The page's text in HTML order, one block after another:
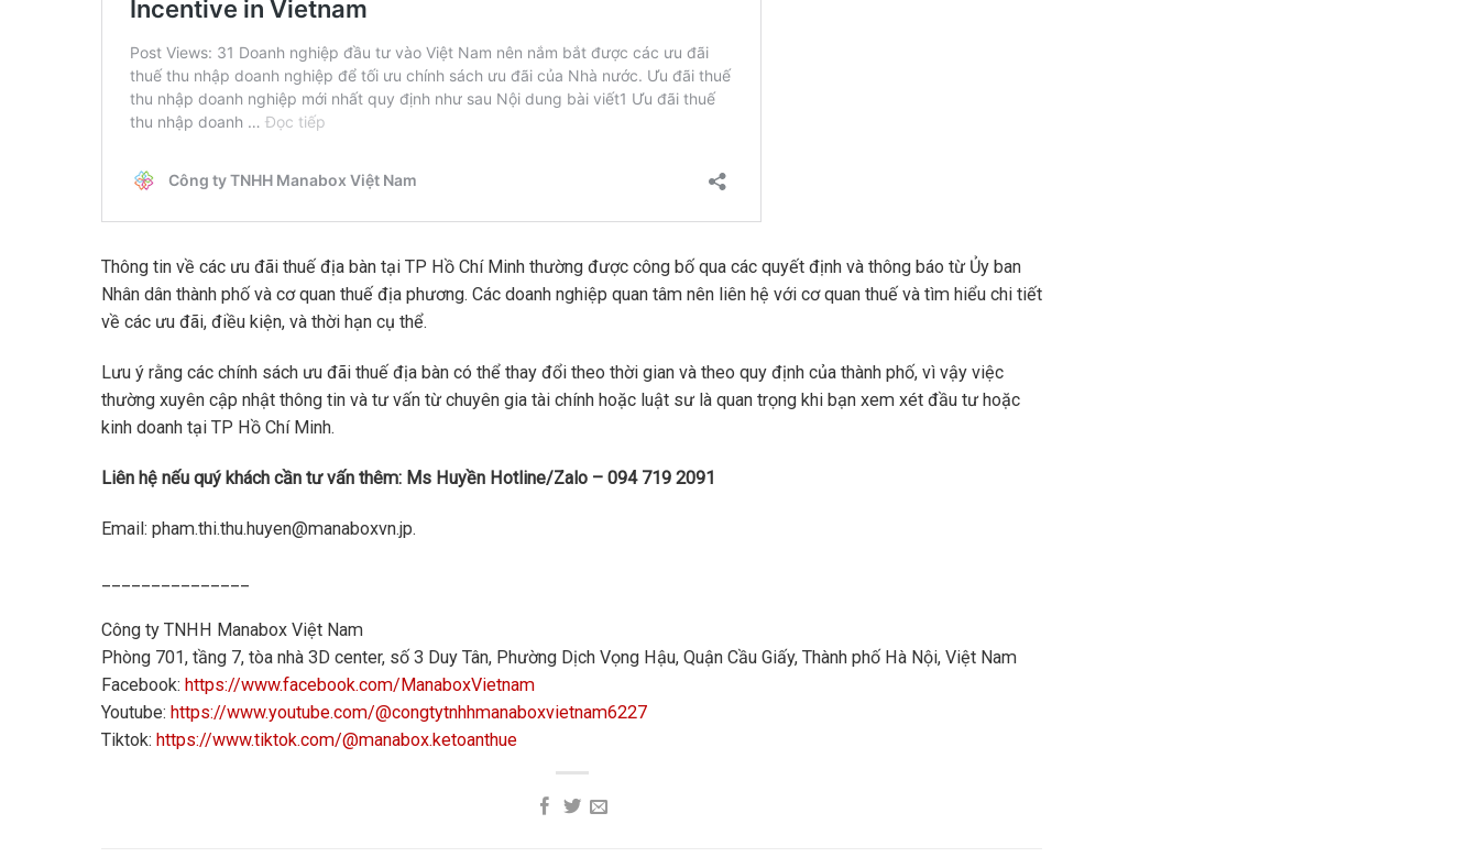
Thông tin về các ưu đãi thuế địa bàn tại TP Hồ Chí Minh thường được công bố qua các quyết định và thông báo từ Ủy ban
Nhân dân thành phố và cơ quan thuế địa phương. Các doanh nghiệp quan tâm nên liên hệ với cơ quan thuế và tìm hiểu chi tiết
về các ưu đãi, điều kiện, và thời hạn cụ thể.
Lưu ý rằng các chính sách ưu đãi thuế địa bàn có thể thay đổi theo thời gian và theo quy định của thành phố, vì vậy việc
thường xuyên cập nhật thông tin và tư vấn từ chuyên gia tài chính hoặc luật sư là quan trọng khi bạn xem xét đầu tư hoặc
kinh doanh tại TP Hồ Chí Minh.
Liên hệ nếu quý khách cần tư vấn thêm: Ms Huyền Hotline/Zalo – 094 719 2091
Email: pham.thi.thu.huyen@manaboxvn.jp.
Công ty TNHH Manabox Việt Nam
Phòng 701, tầng 7, tòa nhà 3D center, số 3 Duy Tân, Phường Dịch Vọng Hậu, Quận Cầu Giấy, Thành phố Hà Nội, Việt Nam
Facebook: https://www.facebook.com/ManaboxVietnam
Youtube: https://www.youtube.com/@congtytnhhmanaboxvietnam6227
Tiktok: https://www.tiktok.com/@manabox.ketoanthue